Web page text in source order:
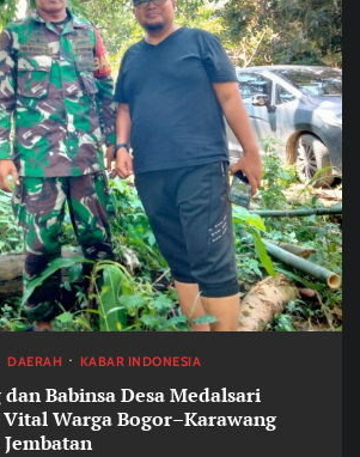
DAERAH KABAR INDONESIA
Babinsa Desa Medalsari
Warga Bogor–Karawang
Jembatan